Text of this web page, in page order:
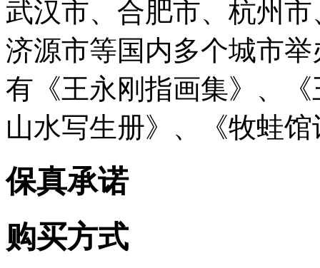
武汉市、合肥市、杭州
济源市等国内多个城市
有《王永刚指画集》、
山水写生册》、《牧蛙
保真承诺
购买方式